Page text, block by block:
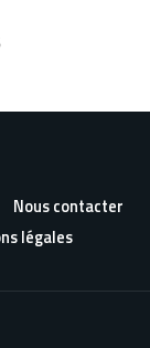
Nous contacter
légales